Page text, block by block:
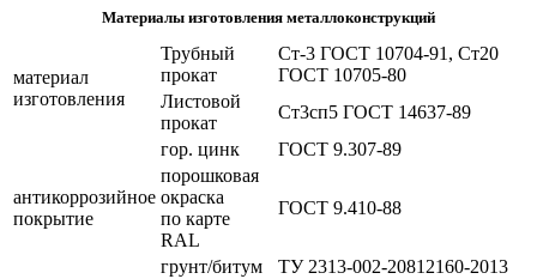
Материалы изготовления металлоконструкций
материал
изготовления
Трубный
прокат
Ст-3 ГОСТ 10704-91, Ст20
ГОСТ 10705-80
Листовой
прокат
Ст3сп5 ГОСТ 14637-89
антикоррозийное
покрытие
гор. цинк
ГОСТ 9.307-89
порошковая
окраска
по карте
RAL
ГОСТ 9.410-88
грунт/битум ТУ 2313-002-20812160-2013